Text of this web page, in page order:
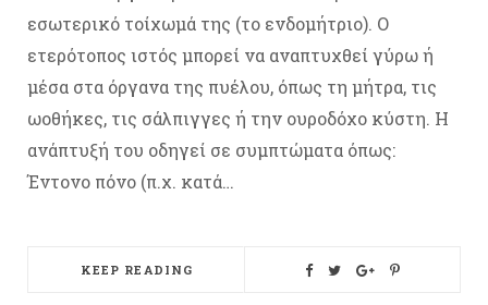
εσωτερικό τοίχωμά της (το ενδομήτριο). Ο
ετερότοπος ιστός μπορεί να αναπτυχθεί γύρω ή
μέσα στα όργανα της πυέλου, όπως τη μήτρα, τις
ωοθήκες, τις σάλπιγγες ή την ουροδόχο κύστη. Η
ανάπτυξή του οδηγεί σε συμπτώματα όπως:
Έντονο πόνο (π.χ. κατά…
KEEP READING